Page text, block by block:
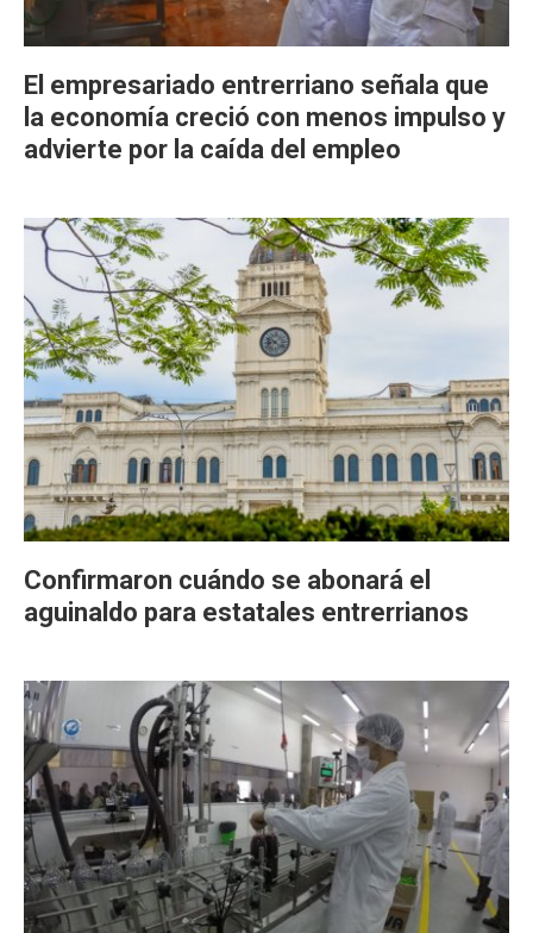
El empresariado entrerriano señala que
la economía creció con menos impulso y
advierte por la caída del empleo
Confirmaron cuándo se abonará el
aguinaldo para estatales entrerrianos